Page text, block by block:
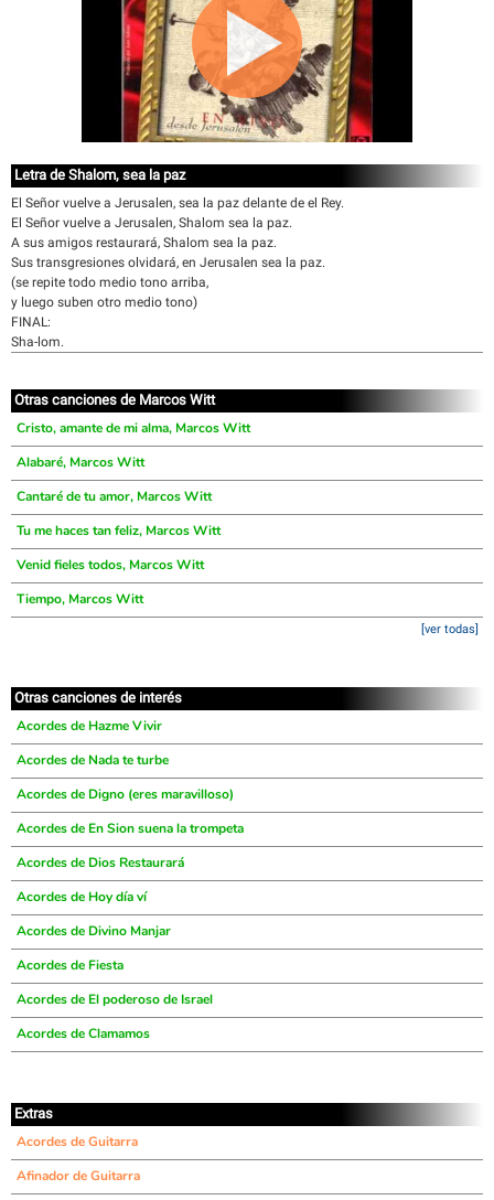
Letra de Shalom, sea la paz
El Señor vuelve a Jerusalen, sea la paz delante de el Rey.
El Señor vuelve a Jerusalen, Shalom sea la paz.
A sus amigos restaurará, Shalom sea la paz.
Sus transgresiones olvidará, en Jerusalen sea la paz.
(se repite todo medio tono arriba,
y luego suben otro medio tono)
FINAL:
Sha-lom.
Otras canciones de Marcos Witt
Cristo, amante de mi alma, Marcos Witt
Alabaré, Marcos Witt
Cantaré de tu amor, Marcos Witt
Tu me haces tan feliz, Marcos Witt
Venid fieles todos, Marcos Witt
Tiempo, Marcos Witt
[ver todas]
Otras canciones de interés
Acordes de Hazme Vivir
Acordes de Nada te turbe
Acordes de Digno (eres maravilloso)
Acordes de En Sion suena la trompeta
Acordes de Dios Restaurará
Acordes de Hoy día ví
Acordes de Divino Manjar
Acordes de Fiesta
Acordes de El poderoso de Israel
Acordes de Clamamos
Extras
Acordes de Guitarra
Afinador de Guitarra